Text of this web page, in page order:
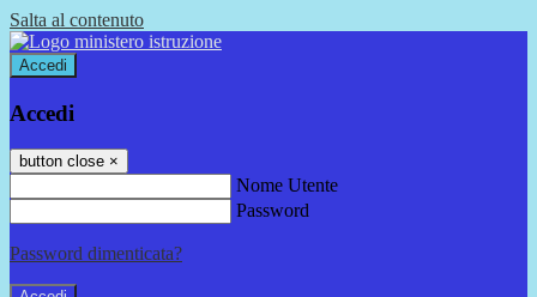
Salta al contenuto
Accedi
Accedi
button close ×
Nome Utente
Password
Password dimenticata?